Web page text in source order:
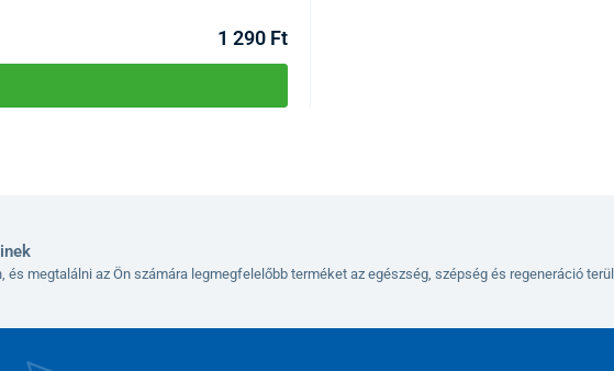
1 290 Ft
és megtalálni az Ön számára legmegfelelőbb terméket az egészség, szépség és regeneráció